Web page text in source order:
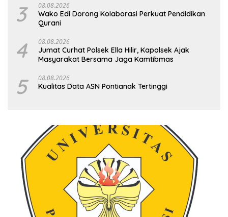
3 08.08.2026
Wako Edi Dorong Kolaborasi Perkuat Pendidikan
Qurani
4 08.08.2026
Jumat Curhat Polsek Ella Hilir, Kapolsek Ajak
Masyarakat Bersama Jaga Kamtibmas
5 08.08.2026
Kualitas Data ASN Pontianak Tertinggi